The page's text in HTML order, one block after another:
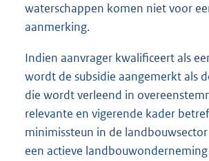
waterschappen komen niet voor
aanmerking.
Indien aanvrager kwalificeert als
wordt de subsidie aangemerkt als
die wordt verleend in
relevante en vigerende kader
minimissteun in de
een actieve